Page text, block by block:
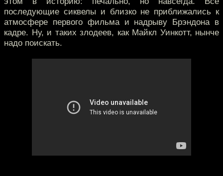
последующие сиквелы и близко не приближались к
атмосфере первого фильма и надрыву Брэндона в
кадре. Ну, и таких злодеев, как Майкл Уинкотт, нынче
надо поискать.